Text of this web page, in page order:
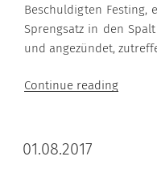
Beschuldigten Festing,
Sprengsatz in den
und angezündet,
Continue reading
01.08.2017